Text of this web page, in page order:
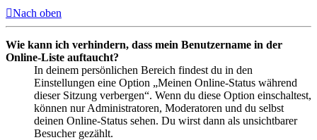
Nach oben
Wie kann ich verhindern, dass mein Benutzername in der
Online-Liste auftaucht?
In deinem persönlichen Bereich findest du in den
Einstellungen eine Option „Meinen Online-Status während
dieser Sitzung verbergen“. Wenn du diese Option einschaltest,
können nur Administratoren, Moderatoren und du selbst
deinen Online-Status sehen. Du wirst dann als unsichtbarer
Besucher gezählt.